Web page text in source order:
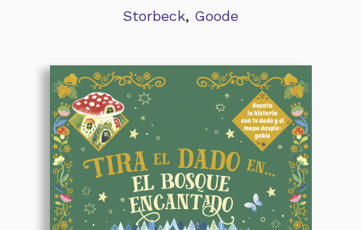
Storbeck, Goode